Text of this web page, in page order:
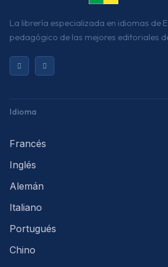
La librería especializada en idiomas de
pedagógico de las mejores editoriales
Idioma
Francés
Inglés
Alemán
Italiano
Portugués
Chino